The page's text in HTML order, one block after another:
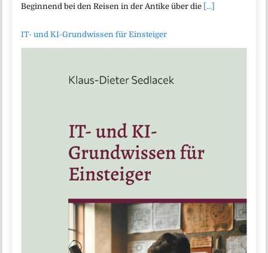
Beginnend bei den Reisen in der Antike über die [...]
IT- und KI-Grundwissen für Einsteiger